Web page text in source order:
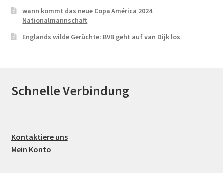
wann kommt das neue Copa América 2024
Nationalmannschaft
Englands wilde Gerüchte: BVB geht auf van Dijk los
Schnelle Verbindung
Kontaktiere uns
Mein Konto